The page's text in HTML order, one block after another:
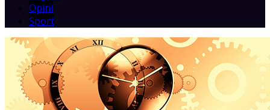
Opini
Sport